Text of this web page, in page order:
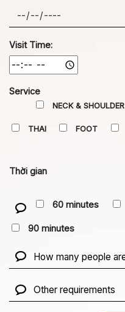
Visit Time:
Service
NECK & SHOULDER
THAI FOOT
Thời gian
60 minutes
90 minutes